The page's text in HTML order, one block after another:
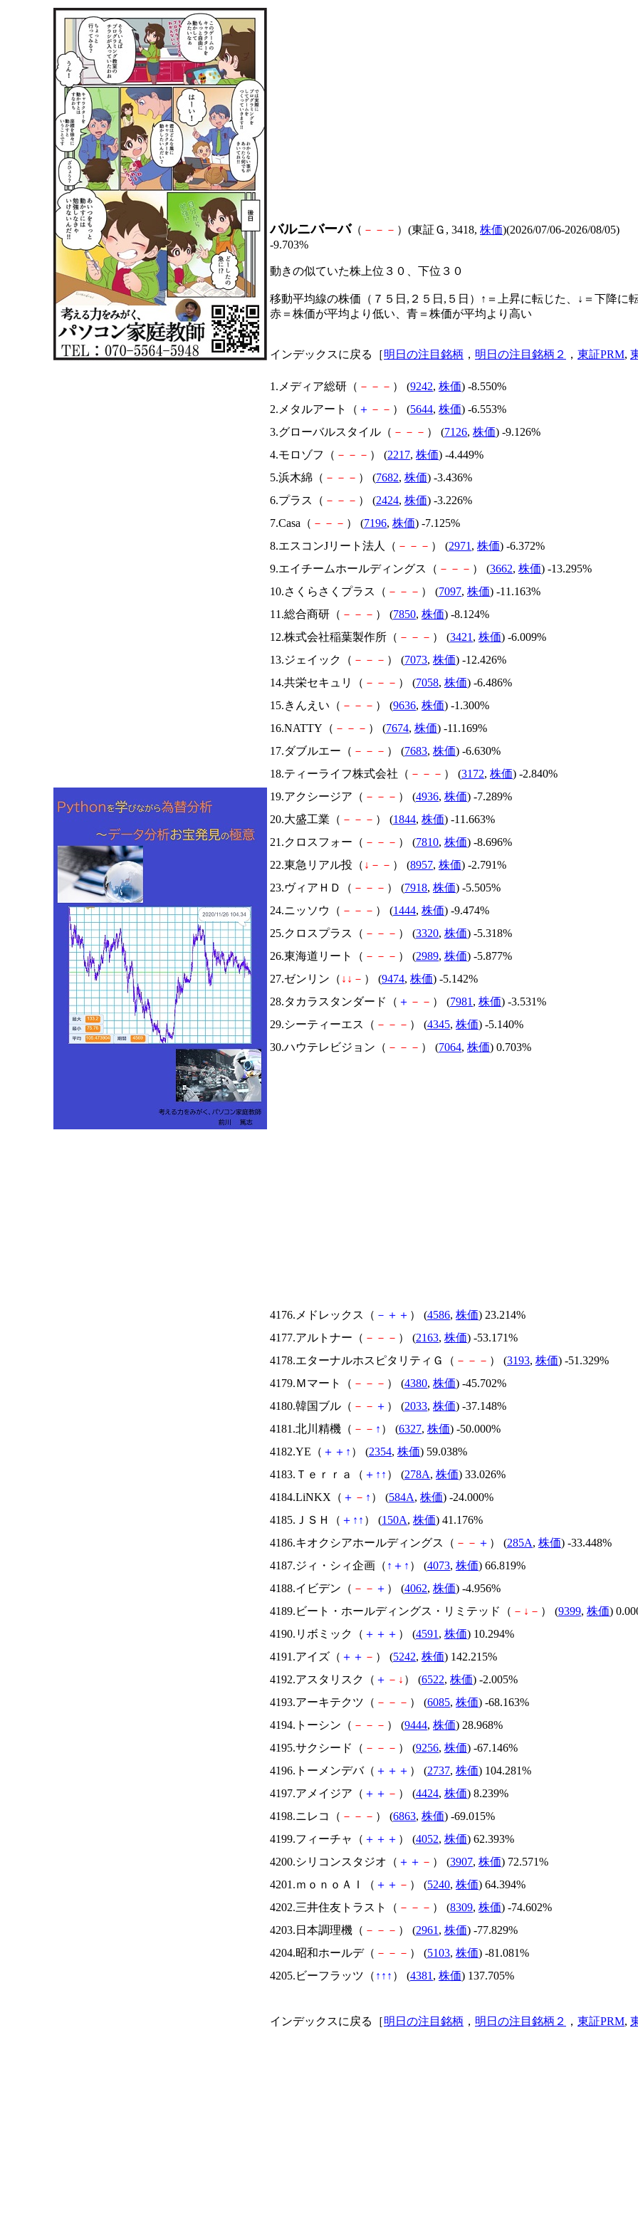
バルニバーバ（ － － － ）(東証Ｇ, 3418, 株価)(2026/07/06-2026/08/05)
-9.703%
動きの似ていた株上位３０、下位３０
移動平均線の株価（７５日,２５日,５日）↑＝上昇に転じた、↓＝下降に
赤＝株価が平均より低い、青＝株価が平均より高い
インデックスに戻る［明日の注目銘柄 ， 明日の注目銘柄２ ， 東証PRM,
1.メディア総研（ － － － ） (9242, 株価) -8.550%
2.メタルアート（ ＋ － － ） (5644, 株価) -6.553%
3.グローバルスタイル（ － － － ） (7126, 株価) -9.126%
4.モロゾフ（ － － － ） (2217, 株価) -4.449%
5.浜木綿（ － － － ） (7682, 株価) -3.436%
6.プラス（ － － － ） (2424, 株価) -3.226%
7.Casa（ － － － ） (7196, 株価) -7.125%
8.エスコンJリート法人（ － － － ） (2971 , 株価) -6.372%
9.エイチームホールディングス（ － － － ） (3662, 株価) -13.295%
10.さくらさくプラス（ － － － ） (7097, 株価) -11.163%
11.総合商研（ － － － ） (7850, 株価) -8.124%
12.株式会社稲葉製作所（ － － － ） (3421 , 株価) -6.009%
13.ジェイック（ － － － ） (7073, 株価) -12.426%
14.共栄セキュリ（ － － － ） (7058, 株価) -6.486%
15.きんえい（ － － － ） (9636, 株価) -1.300%
16.NATTY（ － － － ） (7674, 株価) -11.169%
17.ダブルエー（ － － － ） (7683, 株価) -6.630%
18.ティーライフ株式会社（ － － － ） (3172, 株価) -2.840%
19.アクシージア（ － － － ） (4936, 株価) -7.289%
20.大盛工業（ － － － ） (1844, 株価) -11.663%
21.クロスフォー（ － － － ） (7810, 株価) -8.696%
22.東急リアル投（ ↓ － － ） (8957, 株価) -2.791%
23.ヴィアＨＤ（ － － － ） (7918, 株価) -5.505%
24.ニッソウ（ － － － ） (1444, 株価) -9.474%
25.クロスプラス（ － － － ） (3320, 株価) -5.318%
26.東海道リート（ － － － ） (2989, 株価) -5.877%
27.ゼンリン（ ↓ ↓ － ） (9474, 株価) -5.142%
28.タカラスタンダード（ ＋ － － ） (7981 , 株価) -3.531%
29.シーティーエス（ － － － ） (4345, 株価) -5.140%
30.ハウテレビジョン（ － － － ） (7064, 株価) 0.703%
4176.メドレックス（ － ＋ ＋ ） (4586, 株価) 23.214%
4177.アルトナー（ － － － ） (2163, 株価) -53.171%
4178.エターナルホスピタリティＧ（ － － － ） (3193, 株価) -51.329%
4179.Ｍマート（ － － － ） (4380, 株価) -45.702%
4180.韓国ブル（ － － ＋ ） (2033, 株価) -37.148%
4181.北川精機（ － － ↑ ） (6327, 株価) -50.000%
4182.YE（ ＋ ＋ ↑ ） (2354, 株価) 59.038%
4183.Ｔｅｒｒａ（ ＋ ↑ ↑ ） (278A, 株価) 33.026%
4184.LiNKX（ ＋ － ↑ ） (584A, 株価) -24.000%
4185.ＪＳＨ（ ＋ ↑ ↑ ） (150A, 株価) 41.176%
4186.キオクシアホールディングス（ － － ＋ ） (285A, 株価) -33.448%
4187.ジィ・シィ企画（ ↑ ＋ ↑ ） (4073, 株価) 66.819%
4188.イビデン（ － － ＋ ） (4062, 株価) -4.956%
4189.ビート・ホールディングス・リミテッド（ － ↓ － ） (9399, 株価)
4190.リボミック（ ＋ ＋ ＋ ） (4591 , 株価) 10.294%
4191.アイズ（ ＋ ＋ － ） (5242, 株価) 142.215%
4192.アスタリスク（ ＋ － ↓ ） (6522, 株価) -2.005%
4193.アーキテクツ（ － － － ） (6085, 株価) -68.163%
4194.トーシン（ － － － ） (9444, 株価) 28.968%
4195.サクシード（ － － － ） (9256, 株価) -67.146%
4196.トーメンデバ（ ＋ ＋ ＋ ） (2737, 株価) 104.281%
4197.アメイジア（ ＋ ＋ － ） (4424, 株価) 8.239%
4198.ニレコ（ － － － ） (6863, 株価) -69.015%
4199.フィーチャ（ ＋ ＋ ＋ ） (4052, 株価) 62.393%
4200.シリコンスタジオ（ ＋ ＋ － ） (3907, 株価) 72.571%
4201.ｍｏｎｏＡＩ（ ＋ ＋ － ） (5240, 株価) 64.394%
4202.三井住友トラスト（ － － － ） (8309, 株価) -74.602%
4203.日本調理機（ － － － ） (2961 , 株価) -77.829%
4204.昭和ホールデ（ － － － ） (5103, 株価) -81.081%
4205.ビーフラッツ（ ↑ ↑ ↑ ） (4381 , 株価) 137.705%
インデックスに戻る［明日の注目銘柄 ， 明日の注目銘柄２ ， 東証PRM,